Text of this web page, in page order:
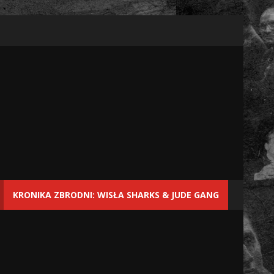
KRONIKA ZBRODNI: WISŁA SHARKS & JUDE GANG